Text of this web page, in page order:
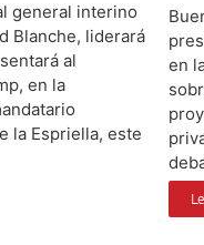
general interino
Blanche, liderará
al
en la
la Espriella, este
en